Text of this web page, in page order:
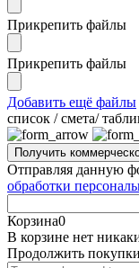
Прикрепить файлы
Прикрепить файлы
Добавить ещё файлы
cписок / смета/
Отправляя данную
обработки
Корзина0
В корзине нет
Продолжить покупки